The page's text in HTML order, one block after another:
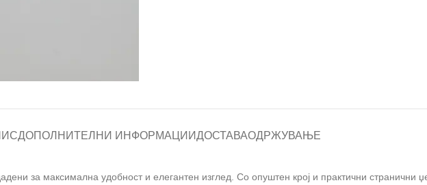
ДОПОЛНИТЕЛНИ ИНФОРМАЦИИДОСТАВАОДРЖУВАЊЕ
за максимална удобност и елегантен изглед. Со опуштен крој и практични странични